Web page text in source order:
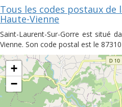
Tous les codes postaux de
Haute-Vienne
Saint-Laurent-Sur-Gorre est situé
Vienne. Son code postal est le
+
−